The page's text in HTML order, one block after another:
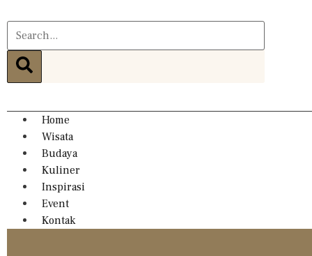
Home
Wisata
Budaya
Kuliner
Inspirasi
Event
Kontak